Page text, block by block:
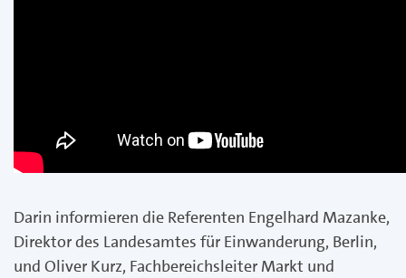
Darin informieren die Referenten Engelhard Mazanke,
Direktor des Landesamtes für Einwanderung, Berlin,
und Oliver Kurz, Fachbereichsleiter Markt und